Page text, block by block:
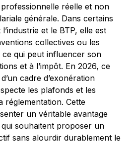
réelle et non
générale. Dans certains
et le BTP, elle est
collectives ou les
ce qui peut influencer son
et à l’impôt. En 2026, ce
cadre d’exonération
les plafonds et les
réglementation. Cette
un véritable avantage
souhaitent proposer un
sans alourdir durablement le